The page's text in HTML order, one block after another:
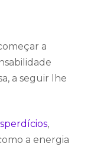
a
a seguir lhe
,
a energia